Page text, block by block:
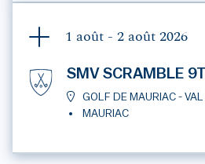
1 août - 2 août 2026
SMV SCRAMBLE 9T
GOLF DE MAURIAC - VAL
MAURIAC